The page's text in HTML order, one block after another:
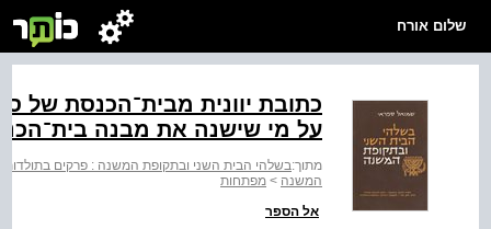
שלום אורח
כתובת יוונית מבית־הכנסת של
על מי שישנה את מבנה
מתוך:בשלהי הבית השני ובתקופת המשנה : פרקים
המשנה > מפתחות
אל הספר